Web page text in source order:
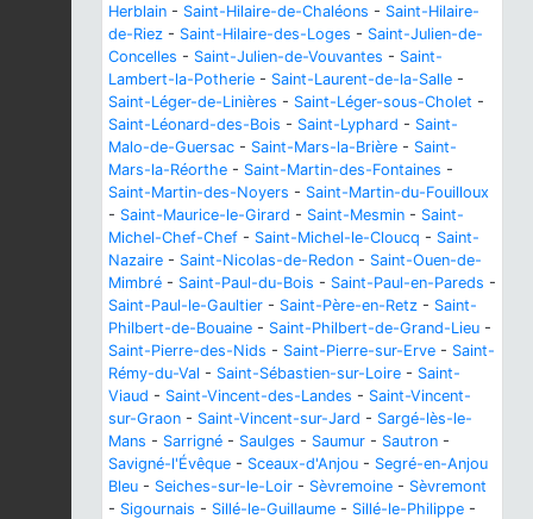
Herblain - Saint-Hilaire-de-Chaléons - Saint-Hilaire-
de-Riez - Saint-Hilaire-des-Loges - Saint-Julien-de-
Concelles - Saint-Julien-de-Vouvantes - Saint-
Lambert-la-Potherie - Saint-Laurent-de-la-Salle -
Saint-Léger-de-Linières - Saint-Léger-sous-Cholet -
Saint-Léonard-des-Bois - Saint-Lyphard - Saint-
Malo-de-Guersac - Saint-Mars-la-Brière - Saint-
Mars-la-Réorthe - Saint-Martin-des-Fontaines -
Saint-Martin-des-Noyers - Saint-Martin-du-Fouilloux
- Saint-Maurice-le-Girard - Saint-Mesmin - Saint-
Michel-Chef-Chef - Saint-Michel-le-Cloucq - Saint-
Nazaire - Saint-Nicolas-de-Redon - Saint-Ouen-de-
Mimbré - Saint-Paul-du-Bois - Saint-Paul-en-Pareds -
Saint-Paul-le-Gaultier - Saint-Père-en-Retz - Saint-
Philbert-de-Bouaine - Saint-Philbert-de-Grand-Lieu -
Saint-Pierre-des-Nids - Saint-Pierre-sur-Erve - Saint-
Rémy-du-Val - Saint-Sébastien-sur-Loire - Saint-
Viaud - Saint-Vincent-des-Landes - Saint-Vincent-
sur-Graon - Saint-Vincent-sur-Jard - Sargé-lès-le-
Mans - Sarrigné - Saulges - Saumur - Sautron -
Savigné-l'Évêque - Sceaux-d'Anjou - Segré-en-Anjou
Bleu - Seiches-sur-le-Loir - Sèvremoine - Sèvremont
- Sigournais - Sillé-le-Guillaume - Sillé-le-Philippe -